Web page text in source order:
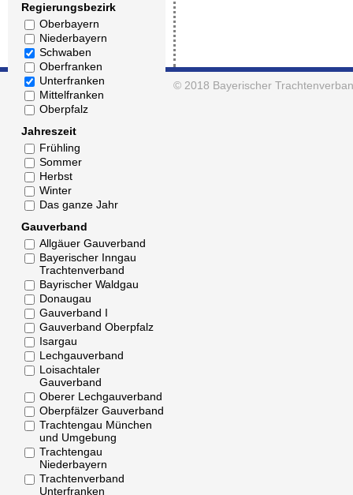
Regierungsbezirk
Oberbayern
Niederbayern
Schwaben
Oberfranken
Unterfranken
Mittelfranken
Oberpfalz
Jahreszeit
Frühling
Sommer
Herbst
Winter
Das ganze Jahr
Gauverband
Allgäuer Gauverband
Bayerischer Inngau
Trachtenverband
Bayrischer Waldgau
Donaugau
Gauverband I
Gauverband Oberpfalz
Isargau
Lechgauverband
Loisachtaler
Gauverband
Oberer Lechgauverband
Oberpfälzer Gauverband
Trachtengau München
und Umgebung
Trachtengau
Niederbayern
Trachtenverband
Unterfranken
© 2018 Bayerischer